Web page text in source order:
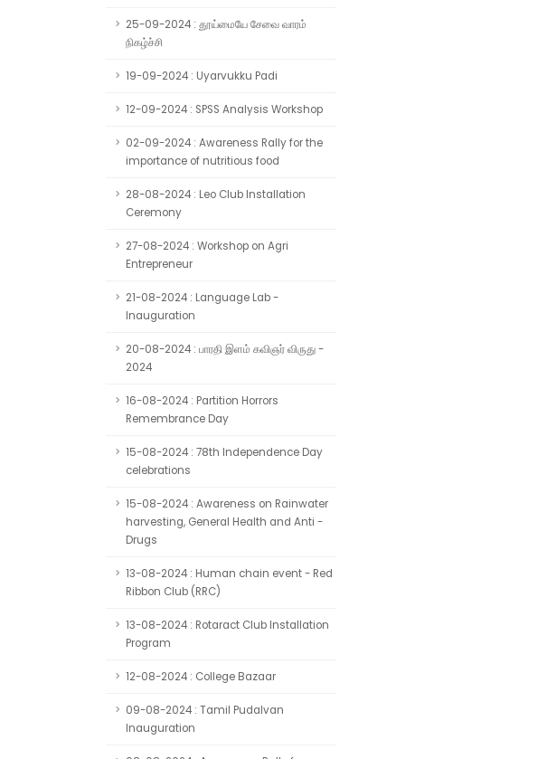
25-09-2024 : தூய்மையே சேவை வாரம்
நிகழ்ச்சி
19-09-2024 : Uyarvukku Padi
12-09-2024 : SPSS Analysis Workshop
02-09-2024 : Awareness Rally for the
importance of nutritious food
28-08-2024 : Leo Club Installation
Ceremony
27-08-2024 : Workshop on Agri
Entrepreneur
21-08-2024 : Language Lab -
Inauguration
20-08-2024 : பாரதி இளம் கவிஞர் விருது -
2024
16-08-2024 : Partition Horrors
Remembrance Day
15-08-2024 : 78th Independence Day
celebrations
15-08-2024 : Awareness on Rainwater
harvesting, General Health and Anti -
Drugs
13-08-2024 : Human chain event - Red
Ribbon Club (RRC)
13-08-2024 : Rotaract Club Installation
Program
12-08-2024 : College Bazaar
09-08-2024 : Tamil Pudalvan
Inauguration